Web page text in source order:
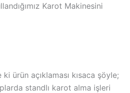
Karot Makinesini
ürün açıklaması kısaca şöyle;
standlı karot alma işleri